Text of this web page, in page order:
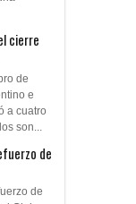
cierre
de
e
a cuatro
son...
de
de